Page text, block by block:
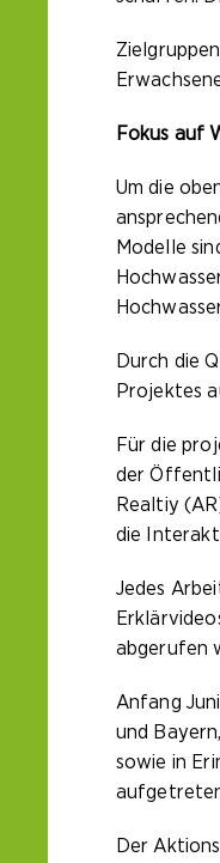
Fokus auf
Um die
Modelle
Durch die
Projektes
Für die
der
Realtiy
die
Jedes
abgerufen
Anfang
und
sowie in
Der